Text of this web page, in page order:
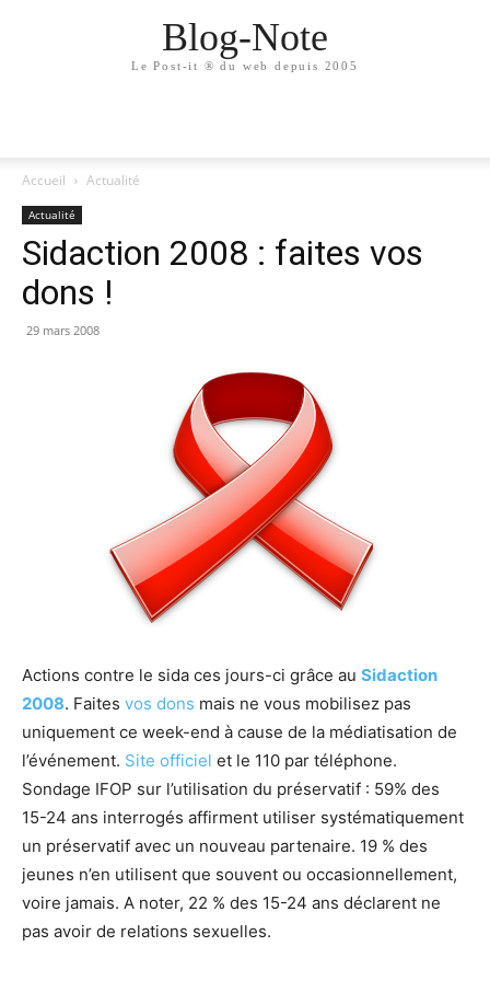
Blog-Note
Le Post-it ® du web depuis 2005
Accueil Actualité
Actualité
Sidaction 2008 : faites vos
dons !
29 mars 2008
Actions contre le sida ces jours-ci grâce au Sidaction
2008. Faites vos dons mais ne vous mobilisez pas
uniquement ce week-end à cause de la médiatisation de
l’événement. Site officiel et le 110 par téléphone.
Sondage IFOP sur l’utilisation du préservatif : 59% des
15-24 ans interrogés affirment utiliser systématiquement
un préservatif avec un nouveau partenaire. 19 % des
jeunes n’en utilisent que souvent ou occasionnellement,
voire jamais. A noter, 22 % des 15-24 ans déclarent ne
pas avoir de relations sexuelles.